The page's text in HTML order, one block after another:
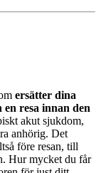
ersätter dina
resa innan den
akut sjukdom,
anhörig. Det
före resan, till
Hur mycket du får